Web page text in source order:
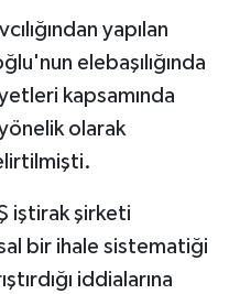
yapılan
elebaşılığında
kapsamında
olarak
iştirak şirketi
bir ihale sistematiği
iddialarına